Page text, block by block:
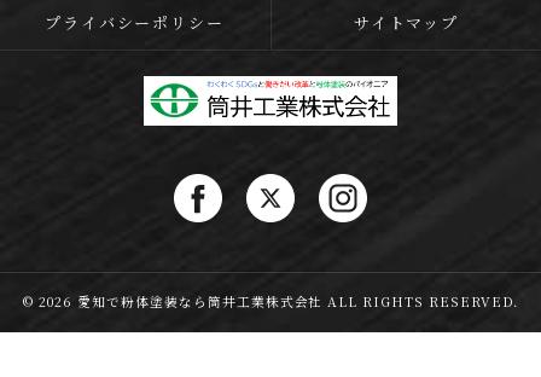
プライバシーポリシー サイトマップ
© 2026 愛知で粉体塗装なら筒井工業株式会社 ALL RIGHTS RESERVED.